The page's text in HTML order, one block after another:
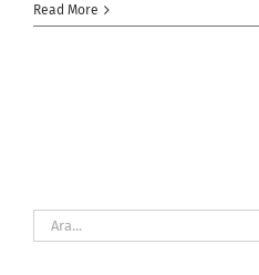
Read More
Ara: